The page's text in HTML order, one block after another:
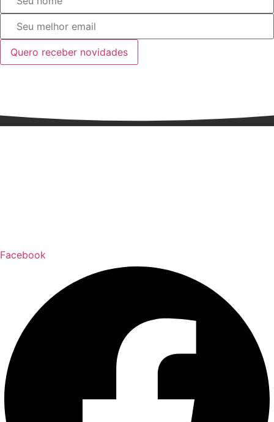
Quero receber novidades
Facebook